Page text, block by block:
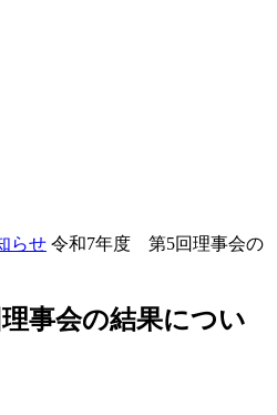
らせ 令和7年度 第5回理事会の
事会の結果につい